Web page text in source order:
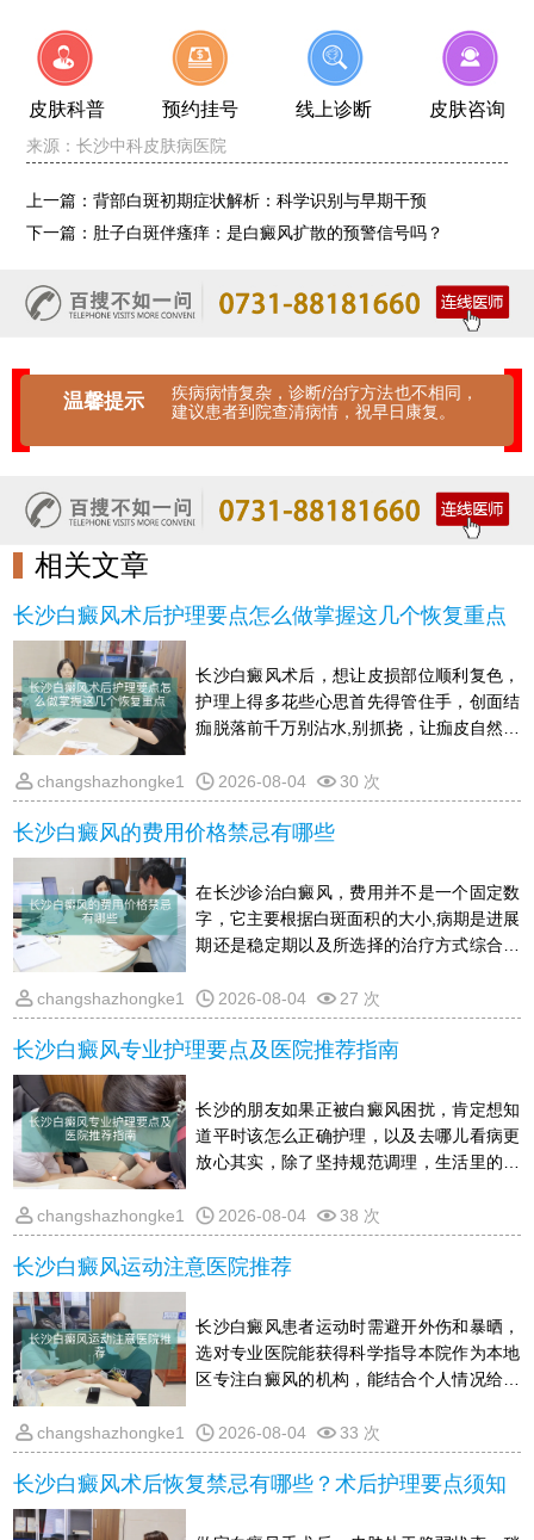
皮肤科普 预约挂号 线上诊断 皮肤咨询
来源：长沙中科皮肤病医院
上一篇：背部白斑初期症状解析：科学识别与早期干预
下一篇： 肚子白斑伴瘙痒：是白癜风扩散的预警信号吗？
温馨提示
疾病病情复杂，诊断/治疗方法也不相同，
建议患者到院查清病情，祝早日康复。
相关文章
长沙白癜风术后护理要点怎么做掌握这几个恢复重点
长沙白癜风术后，想让皮损部位顺利复色，
护理上得多花些心思首先得管住手，创面结
痂脱落前千万别沾水,别抓挠，让痂皮自然掉
到位，撑伞,戴帽子,穿长袖，新生的皮肤暴
晒后容易前功尽弃吃东西上，适当多吃点黑
芝麻,黑豆这类含黑色素的食物，少吃柠檬,
忌口一阵子情绪别大起大落，心里放宽松
些，晚上早点睡，别熬夜另外，哪怕白斑看
着变淡了，也要按医生嘱咐的时间回院复
changshazhongke1 2026-08-04 30 次
长沙白癜风的费用价格禁忌有哪些
在长沙诊治白癜风，费用并不是一个固定数
字，它主要根据白斑面积的大小,病期是进展
期还是稳定期以及所选择的治疗方式综合来
少，而大面积,顽固性的情况则耗费会更高一
些价格方面还会受技术设备和诊疗方案细致
程度的影响至于禁忌，患者在生活中要特别
少吃或不吃富含维C的食物，保持平稳的情
绪，同时不要盲目尝试偏方，以免加重皮损
具体花销需结合个人实际情况在线了解，
changshazhongke1 2026-08-04 27 次
长沙白癜风专业护理要点及医院推荐指南
长沙的朋友如果正被白癜风困扰，肯定想知
道平时该怎么正确护理，以及去哪儿看病更
放心其实，除了坚持规范调理，生活里的细
须防晒,吃什么对复色有帮助，以及情绪调整
这些选医院时，可以看看有没有针对性的设
备,医生能不能给出一人一案的方案下面整理
建议，帮你理清头绪，少踩坑，让恢复的路
走得更顺当
changshazhongke1 2026-08-04 38 次
长沙白癜风运动注意医院推荐
长沙白癜风患者运动时需避开外伤和暴晒，
选对专业医院能获得科学指导本院作为本地
区专注白癜风的机构，能结合个人情况给出
风险有关运动防护及病情疑问，可通过在线
渠道详细了解，避免因不当运动影响肤色恢
复
changshazhongke1 2026-08-04 33 次
长沙白癜风术后恢复禁忌有哪些？术后护理要点须知